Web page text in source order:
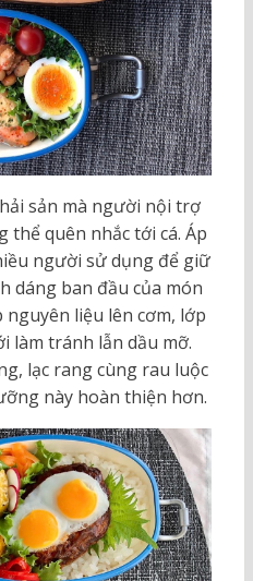
sản mà người nội trợ
thể quên nhắc tới cá. Áp
người sử dụng để giữ
dáng ban đầu của món
liệu lên cơm, lớp
làm tránh lẫn dầu mỡ.
lạc rang cùng rau luộc
này hoàn thiện hơn.